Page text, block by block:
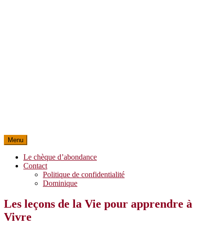
Menu
Le chèque d’abondance
Contact
Politique de confidentialité
Dominique
Les leçons de la Vie pour apprendre à
Vivre